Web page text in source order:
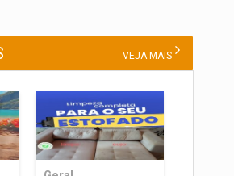
VEJA MAIS